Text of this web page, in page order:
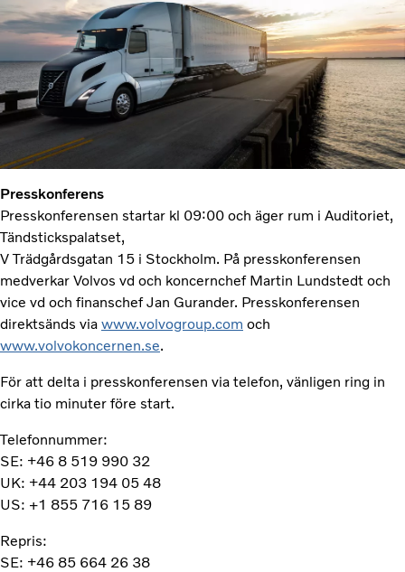
Presskonferens
Presskonferensen startar kl 09:00 och äger rum i Auditoriet,
Tändstickspalatset,
V Trädgårdsgatan 15 i Stockholm. På presskonferensen
medverkar Volvos vd och koncernchef Martin Lundstedt och
vice vd och finanschef Jan Gurander. Presskonferensen
direktsänds via www.volvogroup.com och
www.volvokoncernen.se.
För att delta i presskonferensen via telefon, vänligen ring in
cirka tio minuter före start.
Telefonnummer:
SE: +46 8 519 990 32
UK: +44 203 194 05 48
US: +1 855 716 15 89
Repris:
SE: +46 85 664 26 38